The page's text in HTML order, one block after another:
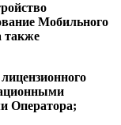
Мобильного
также
Оператора;